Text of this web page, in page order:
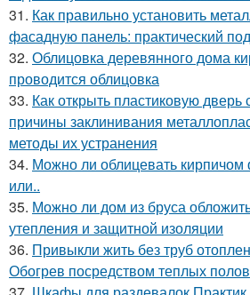
31. Как правильно установить
фасадную панель: практический
32. Облицовка деревянного дома
проводится облицовка
33. Как открыть пластиковую
причины заклинивания
методы их устранения
34. Можно ли облицевать кирпичом
или..
35. Можно ли дом из бруса
утепления и защитной изоляции
36. Привыкли жить без труб
Обогрев посредством теплых полов